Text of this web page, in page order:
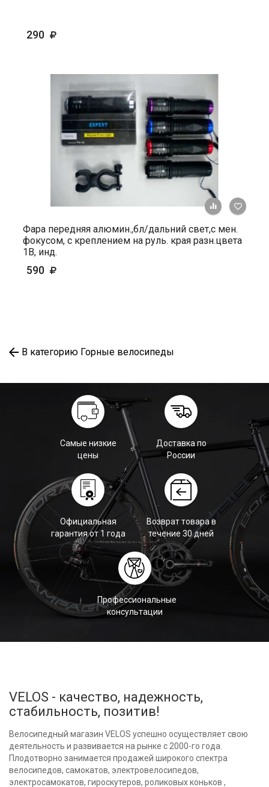
290
+ К
Фара передняя алюмин.,бл/дальний свет,с мен.
фокусом, с креплением на руль. края разн.цвета
1В, инд.
590
В категорию Горные велосипеды
Самые низкие
цены
Доставка по
России
Официальная
гарантия от 1 года
Возврат товара в
течение 30 дней
Профессиональные
консультации
VELOS - качество, надежность,
стабильность, позитив!
Велосипедный магазин VELOS успешно осуществляет свою
деятельность и развивается на рынке с 2000-го года.
Плодотворно занимается продажей широкого спектра
велосипедов, самокатов, электровелосипедов,
электросамокатов, гироскутеров, роликовых коньков ,